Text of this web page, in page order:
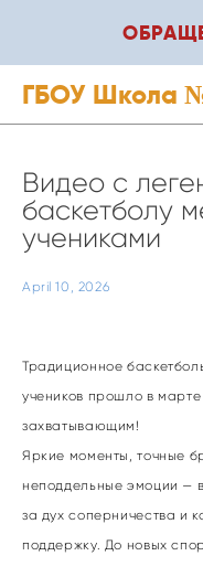
ГБОУ Школа №
April 10, 2026
Видео с
баскетболу
учениками
Традиционное
учеников прошло в
захватывающим!
Яркие моменты, точные
неподдельные эмоции —
за дух соперничества и
поддержку. До новых